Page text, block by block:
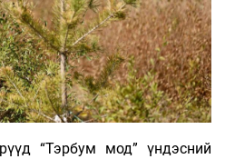
“Тэрбум мод” үндэсний